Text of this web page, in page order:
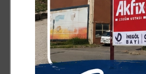
belirlenmesi tedavi
Tanı sonrasında hastalığın
hem de tedaviye verilen yanıtın
Tedavi kişiye özel planlanıyor
Lenfoma tedavisinin hastalığın
Durusoy, "Bazı yavaş seyirli
immünoterapi, hedefe yönelik
uygulanabilmektedir. Bu